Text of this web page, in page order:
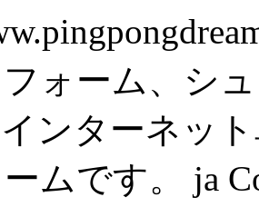
フォーム、シ
ンターネッ
ムです。
ja